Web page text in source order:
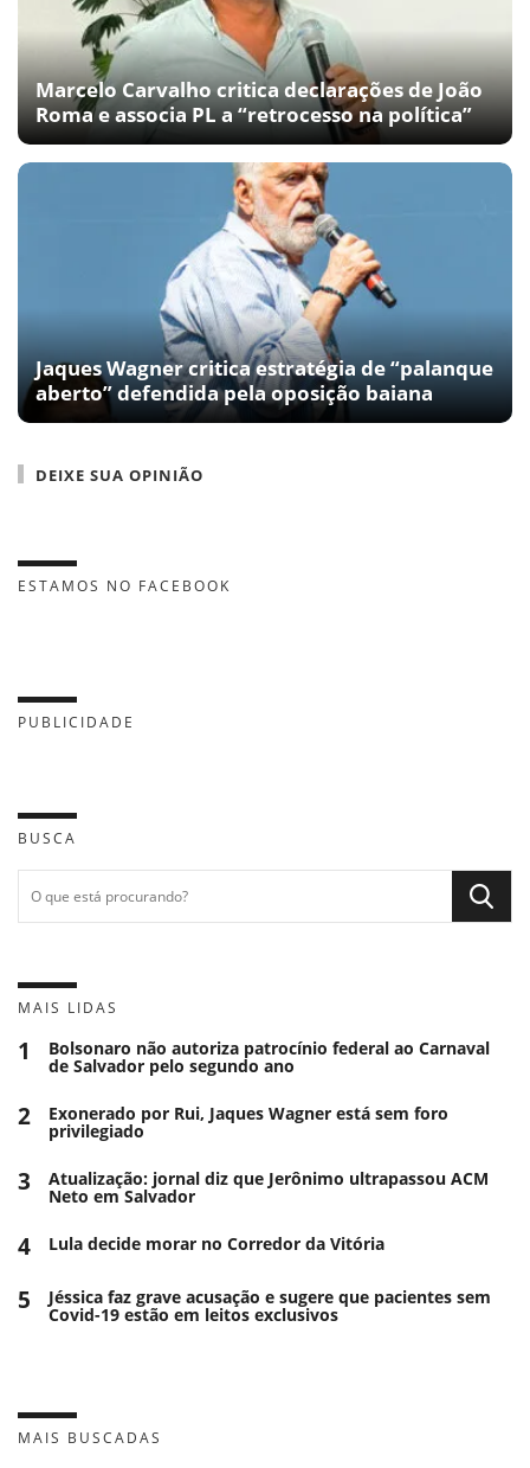
Marcelo Carvalho critica declarações de João
Roma e associa PL a “retrocesso na política”
Jaques Wagner critica estratégia de “palanque
aberto” defendida pela oposição baiana
DEIXE SUA OPINIÃO
ESTAMOS NO FACEBOOK
PUBLICIDADE
BUSCA
MAIS LIDAS
1 Bolsonaro não autoriza patrocínio federal ao Carnaval
de Salvador pelo segundo ano
2 Exonerado por Rui, Jaques Wagner está sem foro
privilegiado
3 Atualização: jornal diz que Jerônimo ultrapassou ACM
Neto em Salvador
4 Lula decide morar no Corredor da Vitória
5 Jéssica faz grave acusação e sugere que pacientes sem
Covid-19 estão em leitos exclusivos
MAIS BUSCADAS